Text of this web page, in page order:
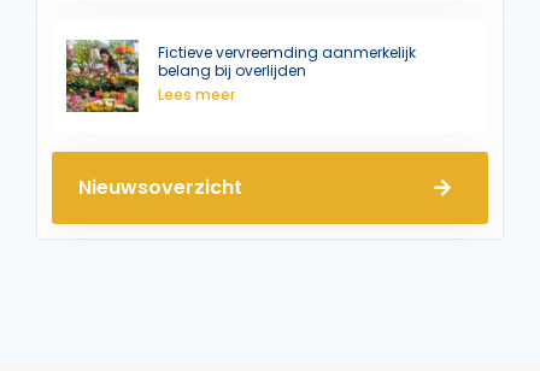
Fictieve vervreemding aanmerkelijk
belang bij overlijden
Lees meer
Nieuwsoverzicht